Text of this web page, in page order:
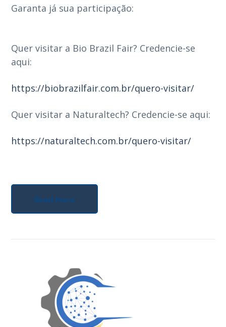
Garanta já sua participação:
Quer visitar a Bio Brazil Fair? Credencie-se
aqui:
https://biobrazilfair.com.br/quero-visitar/
Quer visitar a Naturaltech? Credencie-se aqui:
https://naturaltech.com.br/quero-visitar/
Read More